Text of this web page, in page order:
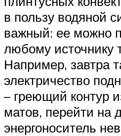
в пользу водяной
важный: ее можно
любому источнику
Например, завтра
электричество
– греющий контур
матов, перейти на
энергоноситель